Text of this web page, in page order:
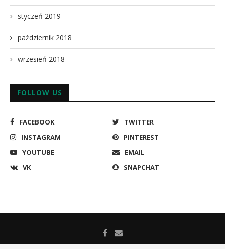
styczeń 2019
październik 2018
wrzesień 2018
FOLLOW US
FACEBOOK
TWITTER
INSTAGRAM
PINTEREST
YOUTUBE
EMAIL
VK
SNAPCHAT